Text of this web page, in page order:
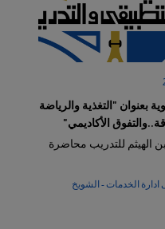
بعنوان "التغذية والرياضة
الأكاديمي"
الهيثم للتدريب محاضرة
الخدمات - الشويخ